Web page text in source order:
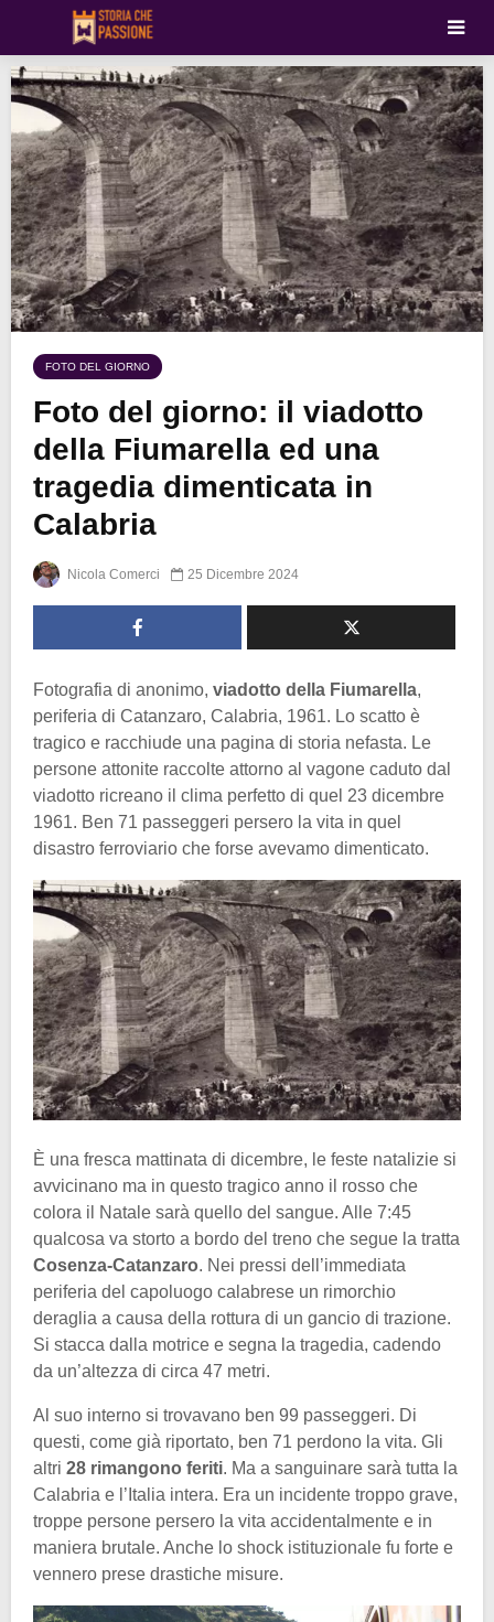
FOTO DEL GIORNO
Foto del giorno: il viadotto
della Fiumarella ed una
tragedia dimenticata in
Calabria
Nicola Comerci 25 Dicembre 2024
Fotografia di anonimo, viadotto della Fiumarella,
periferia di Catanzaro, Calabria, 1961. Lo scatto è
tragico e racchiude una pagina di storia nefasta. Le
persone attonite raccolte attorno al vagone caduto dal
viadotto ricreano il clima perfetto di quel 23 dicembre
1961. Ben 71 passeggeri persero la vita in quel
disastro ferroviario che forse avevamo dimenticato.
È una fresca mattinata di dicembre, le feste natalizie si
avvicinano ma in questo tragico anno il rosso che
colora il Natale sarà quello del sangue. Alle 7:45
qualcosa va storto a bordo del treno che segue la tratta
Cosenza-Catanzaro. Nei pressi dell’immediata
periferia del capoluogo calabrese un rimorchio
deraglia a causa della rottura di un gancio di trazione.
Si stacca dalla motrice e segna la tragedia, cadendo
da un’altezza di circa 47 metri.
Al suo interno si trovavano ben 99 passeggeri. Di
questi, come già riportato, ben 71 perdono la vita. Gli
altri 28 rimangono feriti. Ma a sanguinare sarà tutta la
Calabria e l’Italia intera. Era un incidente troppo grave,
troppe persone persero la vita accidentalmente e in
maniera brutale. Anche lo shock istituzionale fu forte e
vennero prese drastiche misure.